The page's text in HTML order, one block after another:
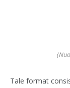
Tale format